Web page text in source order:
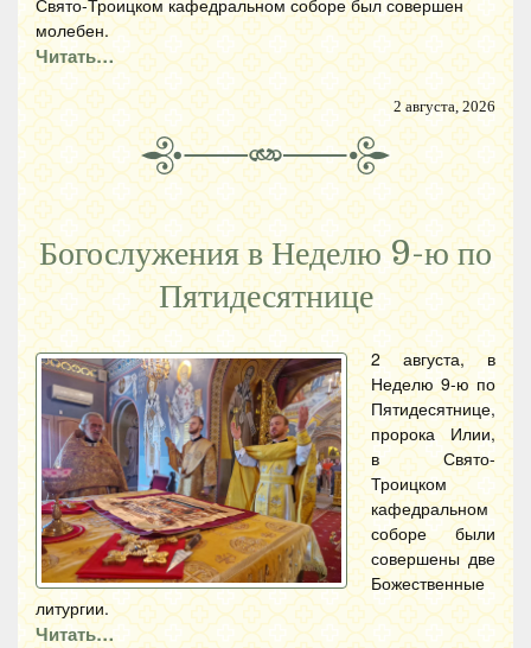
молебен.
Читать…
2 августа, 2026
Богослужения в Неделю 9-ю по
Пятидесятнице
2 августа, в
Неделю 9-ю по
Пятидесятнице,
пророка Илии,
в Свято-
Троицком
кафедральном
соборе были
совершены две
Божественные
литургии.
Читать…